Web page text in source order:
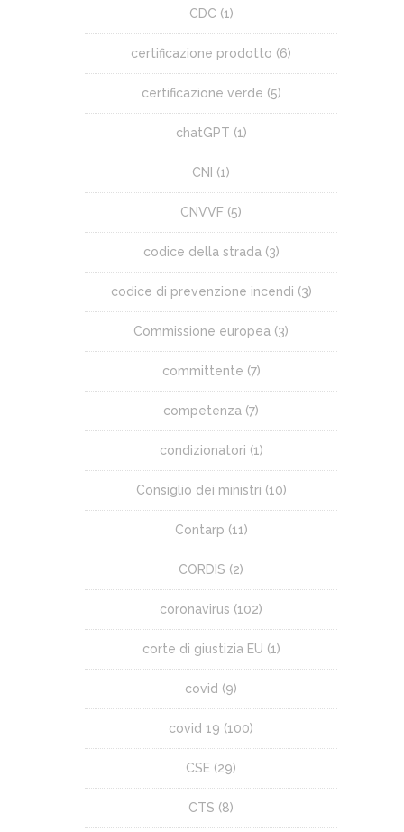
CDC (1)
certificazione prodotto (6)
certificazione verde (5)
chatGPT (1)
CNI (1)
CNVVF (5)
codice della strada(3)
codice di prevenzione incendi (3)
Commissione europea (3)
committente (7)
competenza (7)
condizionatori (1)
Consiglio dei ministri (10)
Contarp (11)
CORDIS (2)
coronavirus (102)
corte di giustizia EU (1)
covid (9)
covid 19 (100)
CSE (29)
CTS (8)